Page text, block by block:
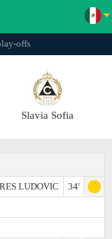
offs
Slavia Sofia
LUDOVIC
34'